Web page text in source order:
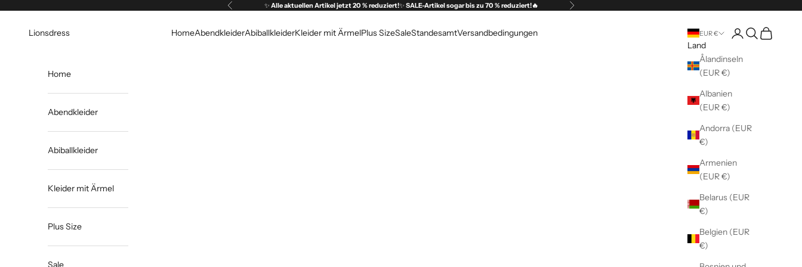
Zurück ✨ Alle aktuellen Artikel jetzt 20 % reduziert!✨ SALE-Artikel sogar bis zu 70 % reduziert!🔥 Vor
Lionsdress HomeAbendkleiderAbiballkleiderKleider mit ÄrmelPlus SizeSaleStandesamtVersandbedingungen EUR €
Land
Ålandinseln
(EUR €)
Albanien
(EUR €)
Andorra (EUR
€)
Armenien
(EUR €)
Belarus (EUR
€)
Belgien (EUR
€)
Suche öffnen
Home
Abendkleider
Abiballkleider
Kleider mit Ärmel
Plus Size
Sale